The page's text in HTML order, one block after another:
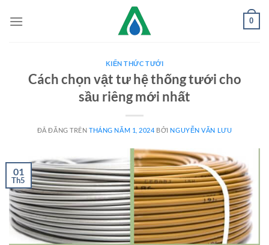
đến
0
KIẾN THỨC TƯỚI
Cách chọn vật tư hệ thống tưới cho
sầu riêng mới nhất
ĐÃ ĐĂNG TRÊNTHÁNG NĂM 1, 2024 BỞI NGUYỄN VĂN LƯU
01
Th5